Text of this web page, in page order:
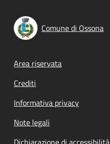
Comune di Ossona
Footer menu
Area riservata
Crediti
Informativa privacy
Note legali